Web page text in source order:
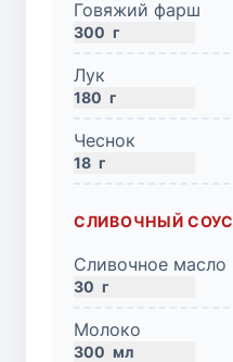
Говяжий фарш
300 г
Лук
180 г
Чеснок
18 г
СЛИВОЧНЫЙ СОУС
Сливочное масло
30 г
Молоко
300 мл